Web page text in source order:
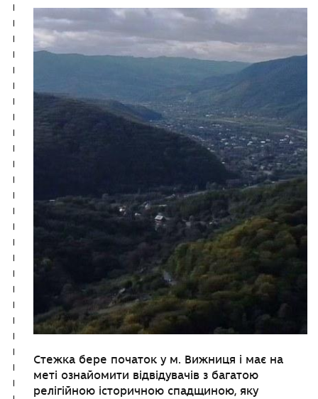
Стежка бере початок у м. Вижниця і має на
меті ознайомити відвідувачів з багатою
релігійною історичною спадщиною, яку